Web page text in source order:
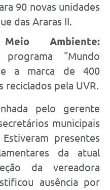
90 novas unidades
das Araras II.
Ambiente:
"Mundo
a marca de 400
reciclados pela UVR.
pelo gerente
municipais
presentes
da atual
da vereadora
ausência por